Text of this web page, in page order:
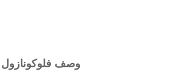
وصف فلوكونازول